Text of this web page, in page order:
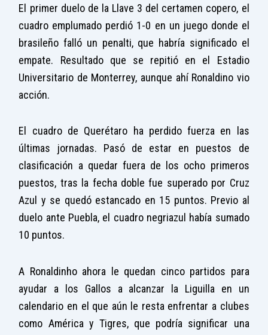
El primer duelo de la Llave 3 del certamen copero, el
cuadro emplumado perdió 1-0 en un juego donde el
brasileño falló un penalti, que habría significado el
empate. Resultado que se repitió en el Estadio
Universitario de Monterrey, aunque ahí Ronaldino vio
acción.
El cuadro de Querétaro ha perdido fuerza en las
últimas jornadas. Pasó de estar en puestos de
clasificación a quedar fuera de los ocho primeros
puestos, tras la fecha doble fue superado por Cruz
Azul y se quedó estancado en 15 puntos. Previo al
duelo ante Puebla, el cuadro negriazul había sumado
10 puntos.
A Ronaldinho ahora le quedan cinco partidos para
ayudar a los Gallos a alcanzar la Liguilla en un
calendario en el que aún le resta enfrentar a clubes
como América y Tigres, que podría significar una